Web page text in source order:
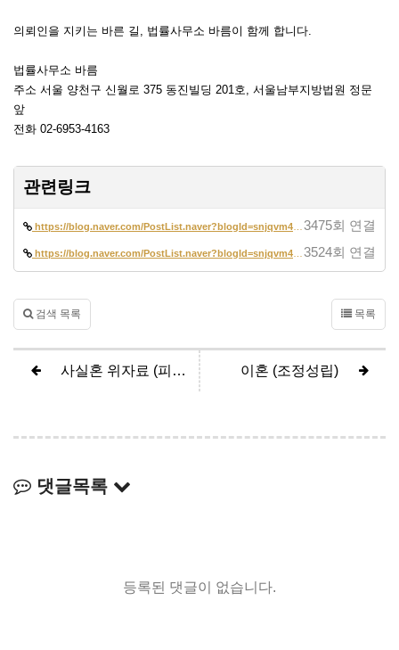
의뢰인을 지키는 바른 길, 법률사무소 바름이 함께 합니다.
법률사무소 바름
주소 서울 양천구 신월로 375 동진빌딩 201호, 서울남부지방법원 정문
앞
전화 02-6953-4163
관련링크
https://blog.naver.com/PostList.naver?blogId=snjqvm42&from=postList&ca… 3475회 연결
https://blog.naver.com/PostList.naver?blogId=snjqvm42&from=postList&ca… 3524회 연결
검색 목록 목록
사실혼 위자료 (피고 0원 인정, 피고 전부승소) 이혼 (조정성립)
댓글목록
등록된 댓글이 없습니다.